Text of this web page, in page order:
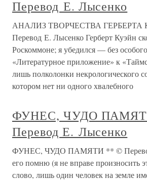
Перевод Е. Лысенко
АНАЛИЗ ТВОРЧЕСТВА
Перевод Е. Лысенко Герберт Куэйн
Роскоммоне; я убедился — без
«Литературное приложение» к
лишь полколонки некрологического
котором нет ни одного хвалебного
ФУНЕС, ЧУДО
Перевод Е. Лысенко
ФУНЕС, ЧУДО ПАМЯТИ ** ©
его помню (я не вправе произносить
слово, лишь один человек на земле